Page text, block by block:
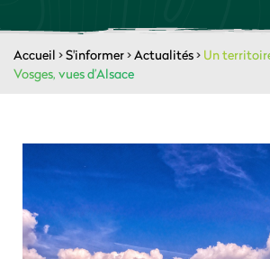
Accueil >S'informer>Actualités> Un
Vosges, vues d’Alsace